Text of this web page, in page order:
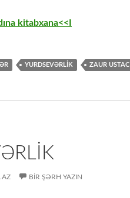
kitabxana<<I
YURDSEVƏRLIK ZAUR USTAC
BIR ŞƏRH YAZIN